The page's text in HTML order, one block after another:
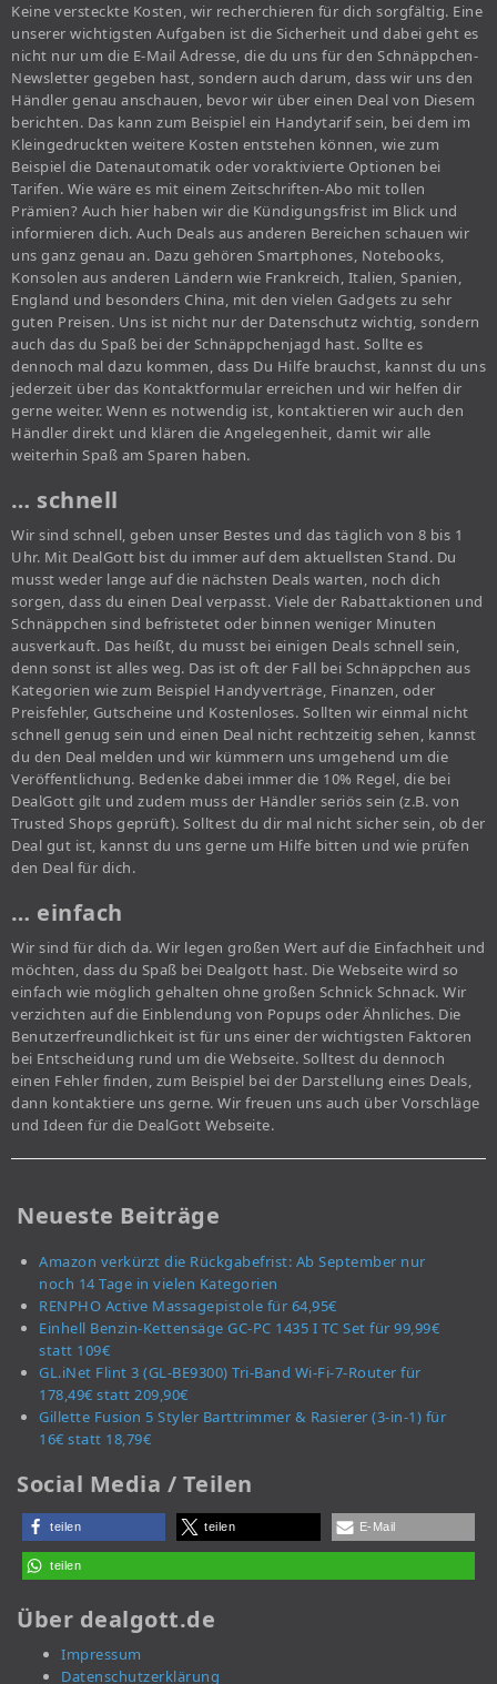
Keine versteckte Kosten, wir recherchieren für dich sorgfältig. Eine
unserer wichtigsten Aufgaben ist die Sicherheit und dabei geht es
nicht nur um die E-Mail Adresse, die du uns für den Schnäppchen-
Newsletter gegeben hast, sondern auch darum, dass wir uns den
Händler genau anschauen, bevor wir über einen Deal von Diesem
berichten. Das kann zum Beispiel ein Handytarif sein, bei dem im
Kleingedruckten weitere Kosten entstehen können, wie zum
Beispiel die Datenautomatik oder voraktivierte Optionen bei
Tarifen. Wie wäre es mit einem Zeitschriften-Abo mit tollen
Prämien? Auch hier haben wir die Kündigungsfrist im Blick und
informieren dich. Auch Deals aus anderen Bereichen schauen wir
uns ganz genau an. Dazu gehören Smartphones, Notebooks,
Konsolen aus anderen Ländern wie Frankreich, Italien, Spanien,
England und besonders China, mit den vielen Gadgets zu sehr
guten Preisen. Uns ist nicht nur der Datenschutz wichtig, sondern
auch das du Spaß bei der Schnäppchenjagd hast. Sollte es
dennoch mal dazu kommen, dass Du Hilfe brauchst, kannst du uns
jederzeit über das Kontaktformular erreichen und wir helfen dir
gerne weiter. Wenn es notwendig ist, kontaktieren wir auch den
Händler direkt und klären die Angelegenheit, damit wir alle
weiterhin Spaß am Sparen haben.
… schnell
Wir sind schnell, geben unser Bestes und das täglich von 8 bis 1
Uhr. Mit DealGott bist du immer auf dem aktuellsten Stand. Du
musst weder lange auf die nächsten Deals warten, noch dich
sorgen, dass du einen Deal verpasst. Viele der Rabattaktionen und
Schnäppchen sind befristetet oder binnen weniger Minuten
ausverkauft. Das heißt, du musst bei einigen Deals schnell sein,
denn sonst ist alles weg. Das ist oft der Fall bei Schnäppchen aus
Kategorien wie zum Beispiel Handyverträge, Finanzen, oder
Preisfehler, Gutscheine und Kostenloses. Sollten wir einmal nicht
schnell genug sein und einen Deal nicht rechtzeitig sehen, kannst
du den Deal melden und wir kümmern uns umgehend um die
Veröffentlichung. Bedenke dabei immer die 10% Regel, die bei
DealGott gilt und zudem muss der Händler seriös sein (z.B. von
Trusted Shops geprüft). Solltest du dir mal nicht sicher sein, ob der
Deal gut ist, kannst du uns gerne um Hilfe bitten und wie prüfen
den Deal für dich.
… einfach
Wir sind für dich da. Wir legen großen Wert auf die Einfachheit und
möchten, dass du Spaß bei Dealgott hast. Die Webseite wird so
einfach wie möglich gehalten ohne großen Schnick Schnack. Wir
verzichten auf die Einblendung von Popups oder Ähnliches. Die
Benutzerfreundlichkeit ist für uns einer der wichtigsten Faktoren
bei Entscheidung rund um die Webseite. Solltest du dennoch
einen Fehler finden, zum Beispiel bei der Darstellung eines Deals,
dann kontaktiere uns gerne. Wir freuen uns auch über Vorschläge
und Ideen für die DealGott Webseite.
Neueste Beiträge
Amazon verkürzt die Rückgabefrist: Ab September nur
noch 14 Tage in vielen Kategorien
RENPHO Active Massagepistole für 64,95€
Einhell Benzin-Kettensäge GC-PC 1435 I TC Set für 99,99€
statt 109€
GL.iNet Flint 3 (GL-BE9300) Tri-Band Wi-Fi-7-Router für
178,49€ statt 209,90€
Gillette Fusion 5 Styler Barttrimmer & Rasierer (3-in-1) für
16€ statt 18,79€
Social Media / Teilen
teilen teilen E-Mail
teilen
Über dealgott.de
Impressum
Datenschutzerklärung